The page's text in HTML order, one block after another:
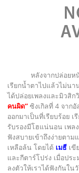
หลังจากปล่อยหนังสั้
เรียกน้ำตาไปแล้วไม่น
ได้ปล่อยเพลงและมิวสิ
คนผิด” ซิงเกิลที่ 4 จาก
ออกมาเป็นที่เรียบร้อย
รับรองมีโฮแน่นอน เพล
ฟังสบายเข้าถึงง่ายตา
เหลือล้น โดยได้ เมธี เขี
และกีตาร์โปร่ง เมื่อปร
ลงตัวให้เราได้ฟังกันใน